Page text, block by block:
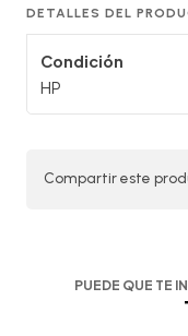
DETALLES DEL
Condición
HP
Compartir este
PUEDE QUE TE